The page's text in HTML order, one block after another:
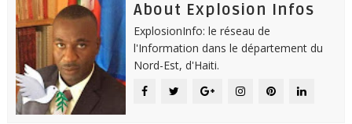
About Explosion Infos
ExplosionInfo: le réseau de
l'Information dans le département du
Nord-Est, d'Haiti.